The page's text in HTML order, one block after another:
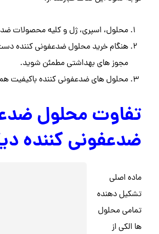
محلول، اسپری، ژل و کلیه محصولات
هنگام خرید محلول ضدعفونی کننده
مجوز های بهداشتی مطمئن شوید.
محلول های ضدعفونی کننده باکیفیت
تفاوت محلول
ضدعفونی کننده
ماده اصلی
تشکیل دهنده
تمامی محلول
ها الکی از